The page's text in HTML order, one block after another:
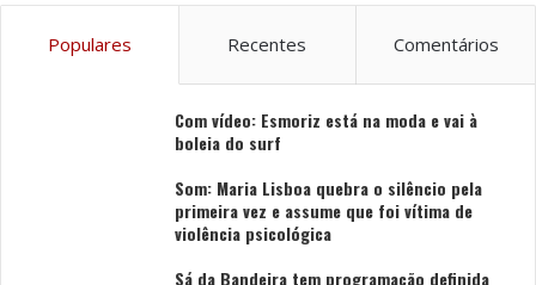
Populares Recentes Comentários
Com vídeo: Esmoriz está na moda e vai à
boleia do surf
Som: Maria Lisboa quebra o silêncio pela
primeira vez e assume que foi vítima de
violência psicológica
Sá da Bandeira tem programação definida